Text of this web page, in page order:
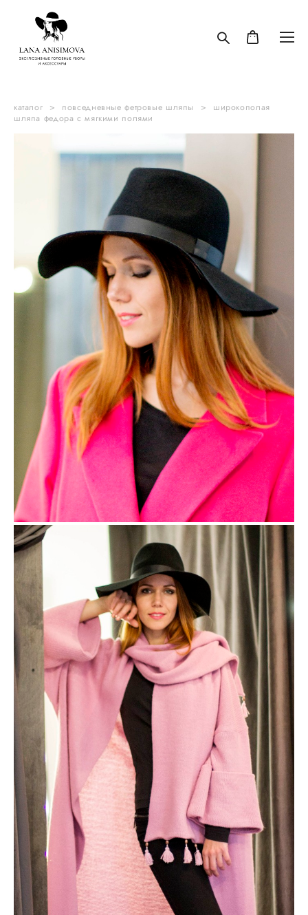
каталог > повседневные фетровые шляпы >
широкополая
шляпа федора с мягкими полями